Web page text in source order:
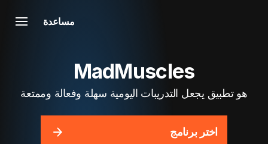
مساعدة
MadMuscles
هو تطبيق يجعل التدريبات اليومية سهلة وفعالة وممتعة
اختر برنامج